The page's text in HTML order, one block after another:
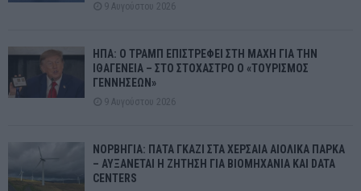
9 Αυγούστου 2026
ΗΠΑ: Ο ΤΡΑΜΠ ΕΠΙΣΤΡΕΦΕΙ ΣΤΗ ΜΑΧΗ ΓΙΑ ΤΗΝ
ΙΘΑΓΕΝΕΙΑ – ΣΤΟ ΣΤΟΧΑΣΤΡΟ Ο «ΤΟΥΡΙΣΜΟΣ
ΓΕΝΝΗΣΕΩΝ»
9 Αυγούστου 2026
ΝΟΡΒΗΓΙΑ: ΠΑΤΑ ΓΚΑΖΙ ΣΤΑ ΧΕΡΣΑΙΑ ΑΙΟΛΙΚΑ ΠΑΡΚΑ
– ΑΥΞΑΝΕΤΑΙ Η ΖΗΤΗΣΗ ΓΙΑ ΒΙΟΜΗΧΑΝΙΑ ΚΑΙ DATA
CENTERS